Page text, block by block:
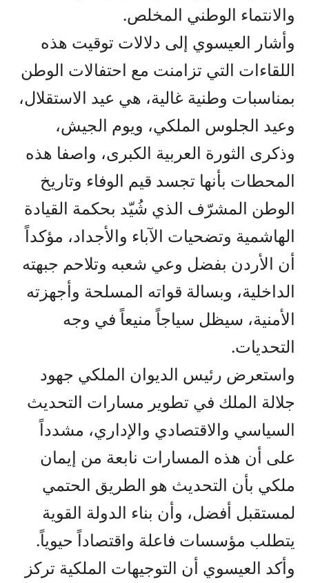
والانتماء الوطني المخلص.
وأشار العيسوي إلى دلالات توقيت هذه
اللقاءات التي تزامنت مع احتفالات الوطن
بمناسبات وطنية غالية، هي عيد الاستقلال،
وعيد الجلوس الملكي، ويوم الجيش،
وذكرى الثورة العربية الكبرى، واصفا هذه
المحطات بأنها تجسد قيم الوفاء وتاريخ
الوطن المشرّف الذي شُيّد بحكمة القيادة
الهاشمية وتضحيات الآباء والأجداد، مؤكداً
أن الأردن بفضل وعي شعبه وتلاحم جبهته
الداخلية، وبسالة قواته المسلحة وأجهزته
الأمنية، سيظل سياجاً منيعاً في وجه
التحديات.
واستعرض رئيس الديوان الملكي جهود
جلالة الملك في تطوير مسارات التحديث
السياسي والاقتصادي والإداري، مشدداً
على أن هذه المسارات نابعة من إيمان
ملكي بأن التحديث هو الطريق الحتمي
لمستقبل أفضل، وأن بناء الدولة القوية
يتطلب مؤسسات فاعلة واقتصاداً حيوياً.
وأكد العيسوي أن التوجيهات الملكية تركز